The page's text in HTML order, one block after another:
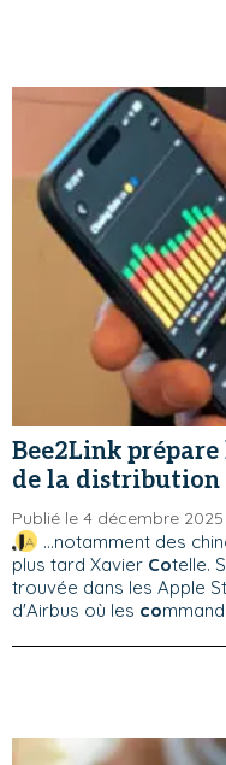
Bee2Link
de la
Publié le 4 décembre 2025
...notamment des
plus tard Xavier Cotelle.
trouvée dans les Apple
d'Airbus où les co